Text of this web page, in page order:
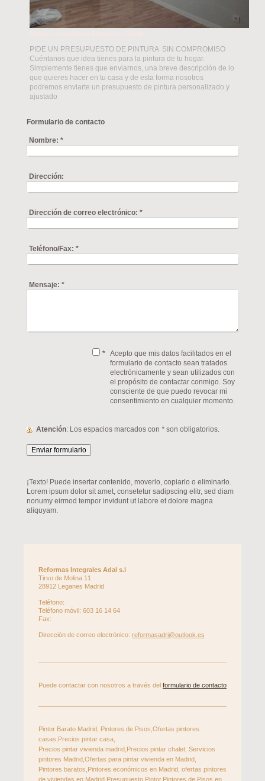
PIDE UN PRESUPUESTO DE PINTURA SIN COMPROMISO
Cuéntanos que idea tienes para la pintura de tu hogar.
Simplemente tienes que enviarnos, una breve descripción de lo
que quieres hacer en tu casa y de esta forma nosotros
podremos enviarte un presupuesto de pintura personalizado y
ajustado
Formulario de contacto
Nombre: *
Dirección:
Dirección de correo electrónico: *
Teléfono/Fax: *
Mensaje: *
* Acepto que mis datos facilitados en el
formulario de contacto sean tratados
electrónicamente y sean utilizados con
el propósito de contactar conmigo. Soy
consciente de que puedo revocar mi
consentimiento en cualquier momento.
Atención : Los espacios marcados con * son obligatorios.
¡Texto! Puede insertar contenido, moverlo, copiarlo o eliminarlo.
Lorem ipsum dolor sit amet, consetetur sadipscing elitr, sed diam
nonumy eirmod tempor invidunt ut labore et dolore magna
aliquyam.
Reformas Integrales Adal s.l
Tirso de Molina 11
28912 Leganes Madrid
Teléfono:
Teléfono móvil: 603 16 14 64
Fax:
Dirección de correo electrónico: reformasadri@outlook.es
Puede contactar con nosotros a través del formulario de contacto
Pintor Barato Madrid, Pintores de Pisos,Ofertas pintores
casas,Precios pintar casa,
Precios pintar vivienda madrid,Precios pintar chalet, Servicios
pintores Madrid,Ofertas para pintar vivienda en Madrid,
Pintores baratos,Pintores económicos en Madrid, ofertas pintores
de viviendas en Madrid,Presupuesto Pintor,Pintores de Pisos en